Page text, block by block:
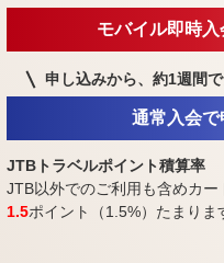
モバイル即時
申し込みから、約1週間で
通常入会で
JTBトラベルポイント積算率
JTB以外でのご利用も含めカ
1.5ポイント（1.5%）たまりま